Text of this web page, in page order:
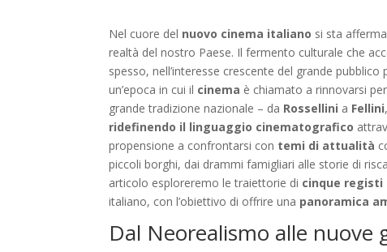
Nel cuore del nuovo cinema italiano si sta
realtà del nostro Paese. Il fermento culturale che
spesso, nell’interesse crescente del grande pubblico
un’epoca in cui il cinema è chiamato a rinnovarsi
grande tradizione nazionale – da Rossellini a Fellini
ridefinendo il linguaggio cinematografico
propensione a confrontarsi con temi di attualità
piccoli borghi, dai drammi famigliari alle storie di
articolo esploreremo le traiettorie di cinque registi
italiano, con l’obiettivo di offrire una panoramica
Dal Neorealismo alle nuove